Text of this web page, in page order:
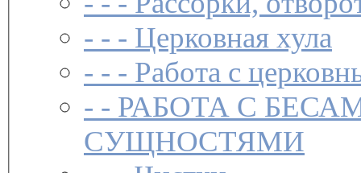
- - - Церковная хула
- - - Работа с
- - РАБОТА С
СУЩНОСТЯМИ